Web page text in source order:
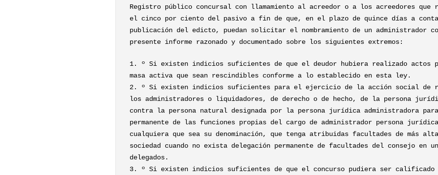
Registro público concursal con llamamiento al acreedor o a los acreedores que
el cinco por ciento del pasivo a fin de que, en el plazo de quince días a
publicación del edicto, puedan solicitar el nombramiento de un administrador
presente informe razonado y documentado sobre los siguientes extremos:
1. º Si existen indicios suficientes de que el deudor hubiera realizado actos
masa activa que sean rescindibles conforme a lo establecido en esta ley.
2. º Si existen indicios suficientes para el ejercicio de la acción social de
los administradores o liquidadores, de derecho o de hecho, de la persona
contra la persona natural designada por la persona jurídica administradora
permanente de las funciones propias del cargo de administrador persona
cualquiera que sea su denominación, que tenga atribuidas facultades de más
sociedad cuando no exista delegación permanente de facultades del consejo en
delegados.
3. º Si existen indicios suficientes de que el concurso pudiera ser calificado